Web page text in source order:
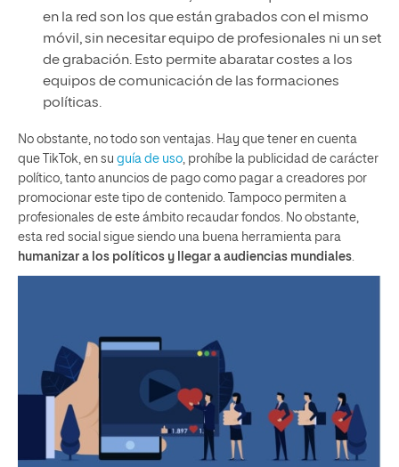
en la red son los que están grabados con el mismo
móvil, sin necesitar equipo de profesionales ni un set
de grabación. Esto permite abaratar costes a los
equipos de comunicación de las formaciones
políticas.
No obstante, no todo son ventajas. Hay que tener en cuenta
que TikTok, en su guía de uso , prohíbe la publicidad de carácter
político, tanto anuncios de pago como pagar a creadores por
promocionar este tipo de contenido. Tampoco permiten a
profesionales de este ámbito recaudar fondos. No obstante,
esta red social sigue siendo una buena herramienta para
humanizar a los políticos y llegar a audiencias mundiales